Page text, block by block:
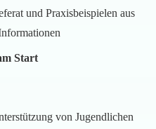
und Praxisbeispielen aus
Start
von Jugendlichen